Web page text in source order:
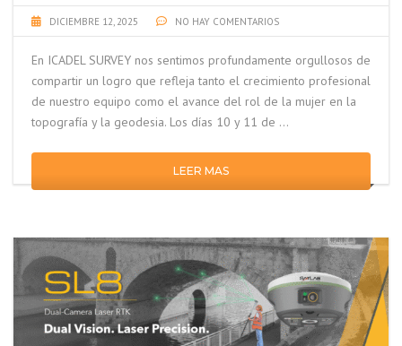
DICIEMBRE 12, 2025 NO HAY COMENTARIOS
En ICADEL SURVEY nos sentimos profundamente orgullosos de
compartir un logro que refleja tanto el crecimiento profesional
de nuestro equipo como el avance del rol de la mujer en la
topografía y la geodesia. Los días 10 y 11 de …
LEER MAS